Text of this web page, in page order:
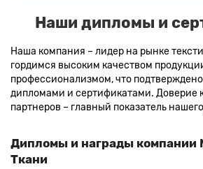
Наши дипломы и
Наша компания – лидер на рынке
гордимся высоким качеством
профессионализмом, что
дипломами и сертификатами. Доверие
партнеров – главный показатель
Дипломы и награды компании
Ткани